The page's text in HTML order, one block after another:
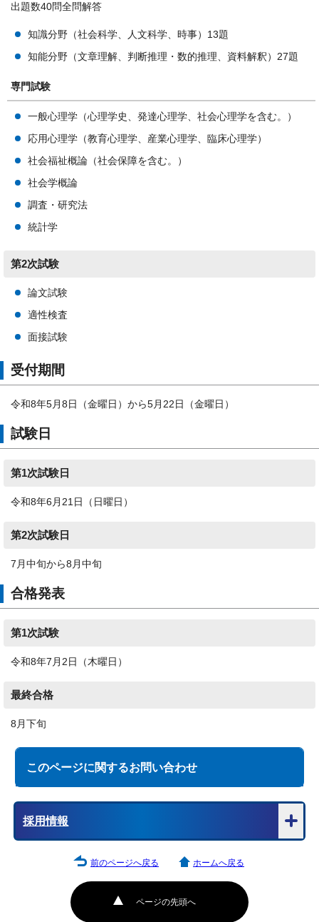
出題数40問全問解答
知識分野（社会科学、人文科学、時事）13題
知能分野（文章理解、判断推理・数的推理、資料解釈）27題
専門試験
一般心理学（心理学史、発達心理学、社会心理学を含む。）
応用心理学（教育心理学、産業心理学、臨床心理学）
社会福祉概論（社会保障を含む。）
社会学概論
調査・研究法
統計学
第2次試験
論文試験
適性検査
面接試験
受付期間
令和8年5月8日（金曜日）から5月22日（金曜日）
試験日
第1次試験日
令和8年6月21日（日曜日）
第2次試験日
7月中旬から8月中旬
合格発表
第1次試験
令和8年7月2日（木曜日）
最終合格
8月下旬
このページに関するお問い合わせ
採用情報
ページの先頭へ
前のページへ戻る ホームへ戻る